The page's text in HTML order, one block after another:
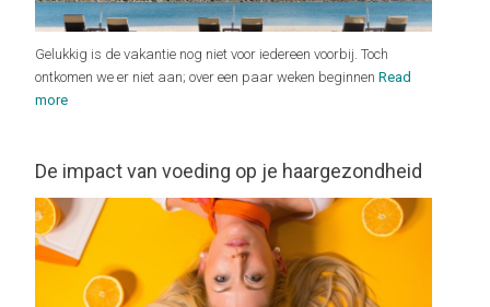
Gelukkig is de vakantie nog niet voor iedereen voorbij. Toch
ontkomen we er niet aan; over een paar weken beginnenRead
more
De impact van voeding op je haargezondheid